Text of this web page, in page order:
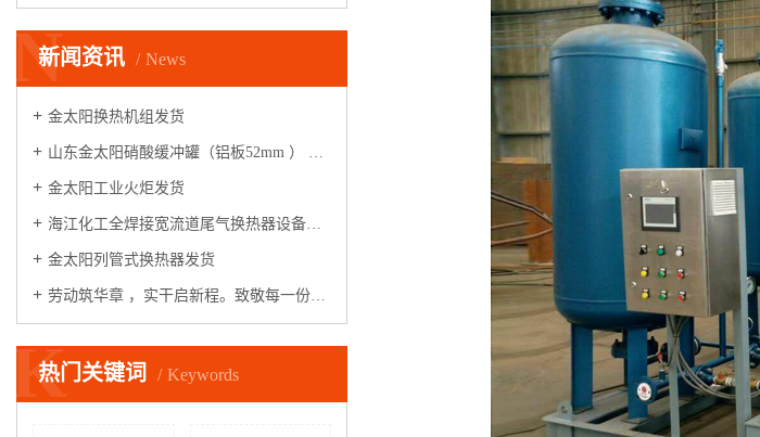
新闻资讯 News
N
金太阳换热机组发货
山东金太阳硝酸缓冲罐（铝板52mm ） 整装启航
金太阳工业火炬发货
海江化工全焊接宽流道尾气换热器设备，安装运行调试满一年，各项指标满足性能测试条件，验收合格！
金太阳列管式换热器发货
劳动筑华章 ，实干启新程。致敬每一份坚守，致敬一线工作者，五一劳动节快乐！
热门关键词 Keywords
K